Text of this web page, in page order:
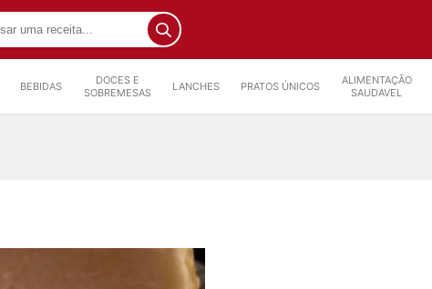
BEBIDAS
DOCES E
SOBREMESAS
LANCHES PRATOS ÚNICOS
ALIMENTAÇÃO
SAUDAVEL